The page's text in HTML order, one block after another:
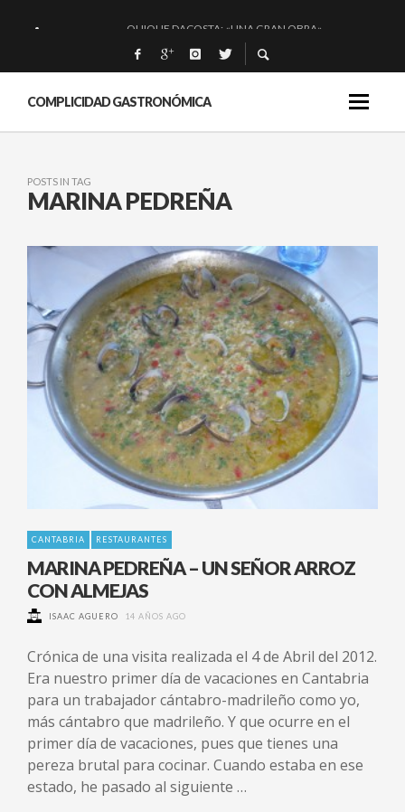
QUIQUE DACOSTA: «UNA GRAN OBRA»
EL BARUCO DE ANERO: MUCHO MÁS QUE UN BAR.
MONTIA: ESENCIAL Y BRILLANTE.
COMPLICIDAD GASTRONÓMICA
POSTS IN TAG
MARINA PEDREÑA
CANTABRIA RESTAURANTES
MARINA PEDREÑA – UN SEÑOR ARROZ
CON ALMEJAS
ISAAC AGUERO 14 AÑOS AGO
Crónica de una visita realizada el 4 de Abril del 2012.
Era nuestro primer día de vacaciones en Cantabria
para un trabajador cántabro-madrileño como yo,
más cántabro que madrileño. Y que ocurre en el
primer día de vacaciones, pues que tienes una
pereza brutal para cocinar. Cuando estaba en ese
estado, he pasado al siguiente …